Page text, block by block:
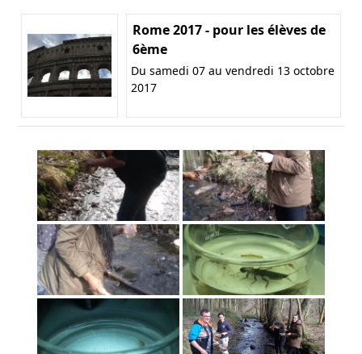
Rome 2017 - pour les élèves de
6ème
Du samedi 07 au vendredi 13 octobre
2017